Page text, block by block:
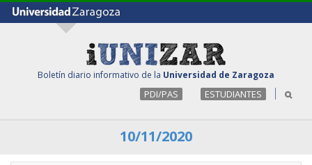
Boletín diario informativo de la Universidad de Zaragoza
PDI/PAS ESTUDIANTES
10/11/2020